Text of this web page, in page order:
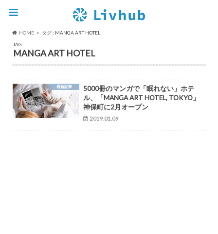
HOME
タグ : MANGA ART HOTEL
TAG
MANGA ART HOTEL
最新記事
5000冊のマンガで「眠れない」ホテ
ル、「MANGA ART HOTEL, TOKYO」
神保町に2月オープン
2019.01.09